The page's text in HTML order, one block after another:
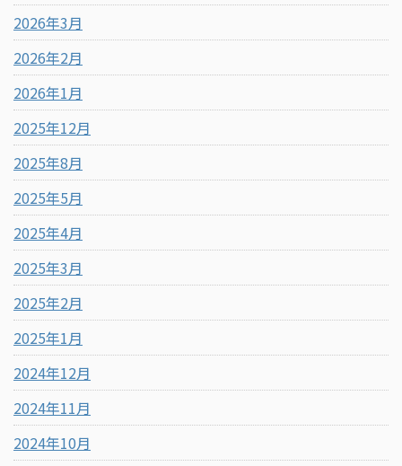
2026年3月
2026年2月
2026年1月
2025年12月
2025年8月
2025年5月
2025年4月
2025年3月
2025年2月
2025年1月
2024年12月
2024年11月
2024年10月